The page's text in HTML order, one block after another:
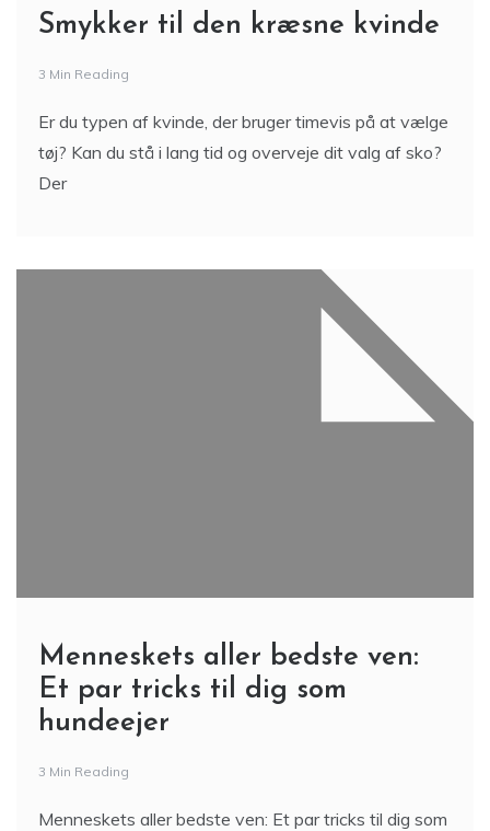
Smykker til den kræsne kvinde
3 Min Reading
Er du typen af kvinde, der bruger timevis på at vælge
tøj? Kan du stå i lang tid og overveje dit valg af sko?
Der
Menneskets aller bedste ven:
Et par tricks til dig som
hundeejer
3 Min Reading
Menneskets aller bedste ven: Et par tricks til dig som